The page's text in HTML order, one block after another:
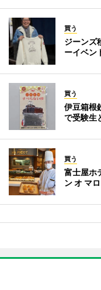
買う
ジーンズ
ーイベン
買う
伊豆箱根
で受験生
買う
富士屋ホ
ン オ マ